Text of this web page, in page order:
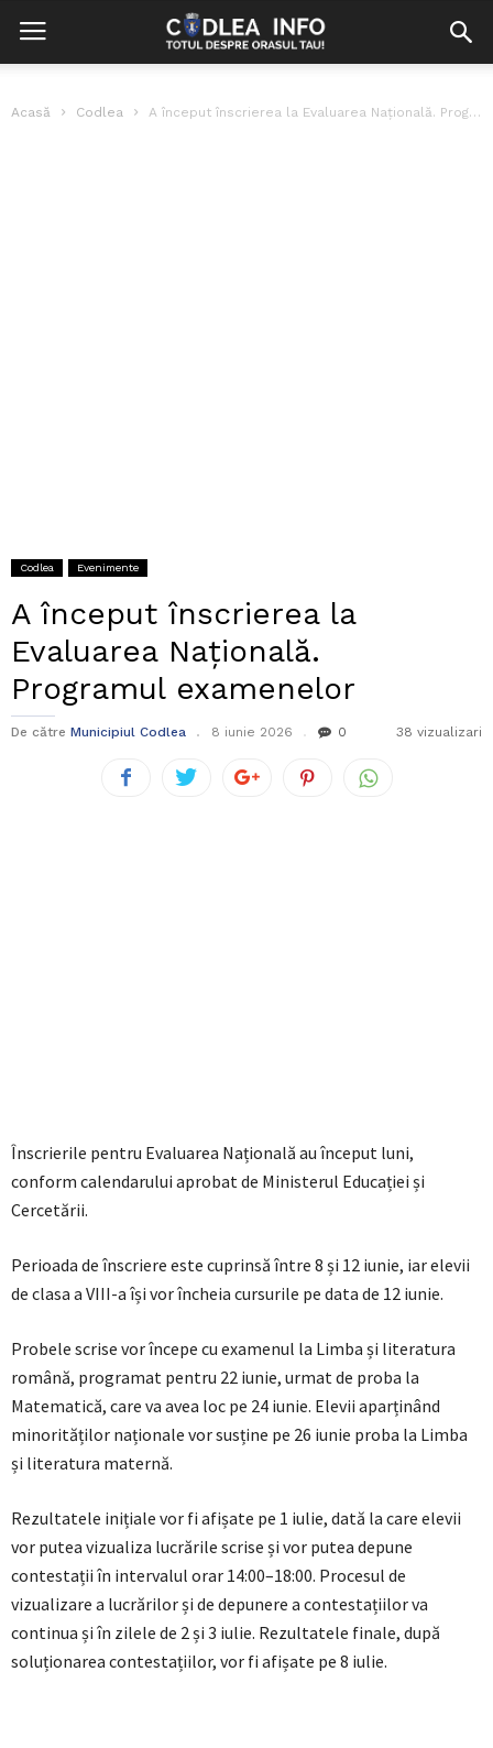
Acasă Codlea A început înscrierea la Evaluarea Națională. Programul examenelor
Codlea Evenimente
A început înscrierea la
Evaluarea Națională.
Programul examenelor
De către Municipiul Codlea 8 iunie 2026 0 38 vizualizari
Înscrierile pentru Evaluarea Națională au început luni,
conform calendarului aprobat de Ministerul Educației și
Cercetării.
Perioada de înscriere este cuprinsă între 8 și 12 iunie, iar elevii
de clasa a VIII-a își vor încheia cursurile pe data de 12 iunie.
Probele scrise vor începe cu examenul la Limba și literatura
română, programat pentru 22 iunie, urmat de proba la
Matematică, care va avea loc pe 24 iunie. Elevii aparținând
minorităților naționale vor susține pe 26 iunie proba la Limba
și literatura maternă.
Rezultatele inițiale vor fi afișate pe 1 iulie, dată la care elevii
vor putea vizualiza lucrările scrise și vor putea depune
contestații în intervalul orar 14:00–18:00. Procesul de
vizualizare a lucrărilor și de depunere a contestațiilor va
continua și în zilele de 2 și 3 iulie. Rezultatele finale, după
soluționarea contestațiilor, vor fi afișate pe 8 iulie.